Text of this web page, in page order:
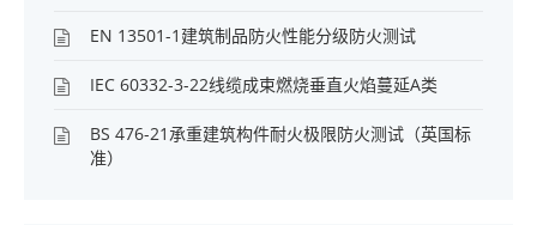
EN 13501-1建筑制品防火性能分级防火测试
IEC 60332-3-22线缆成束燃烧垂直火焰蔓延A类
BS 476-21承重建筑构件耐火极限防火测试（英国标
准）